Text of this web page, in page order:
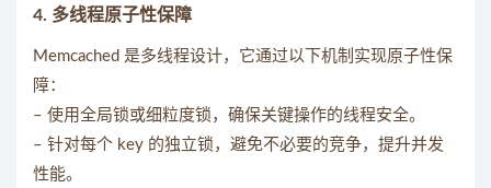
4. 多线程原子性保障
Memcached 是多线程设计，它通过以下机制实现原子性保
障：
– 使用全局锁或细粒度锁，确保关键操作的线程安全。
– 针对每个 key 的独立锁，避免不必要的竞争，提升并发
性能。